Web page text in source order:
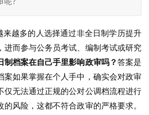
越多的人选择通过非全日制学历提升
进而参与公务员考试、编制考试或研究
制档案在自己手里影响政审吗？答案是
案如果掌握在个人手中，确实会对政审
仅无法通过正规的公对公调档流程进行
风险，这都不符合政审的严格要求。